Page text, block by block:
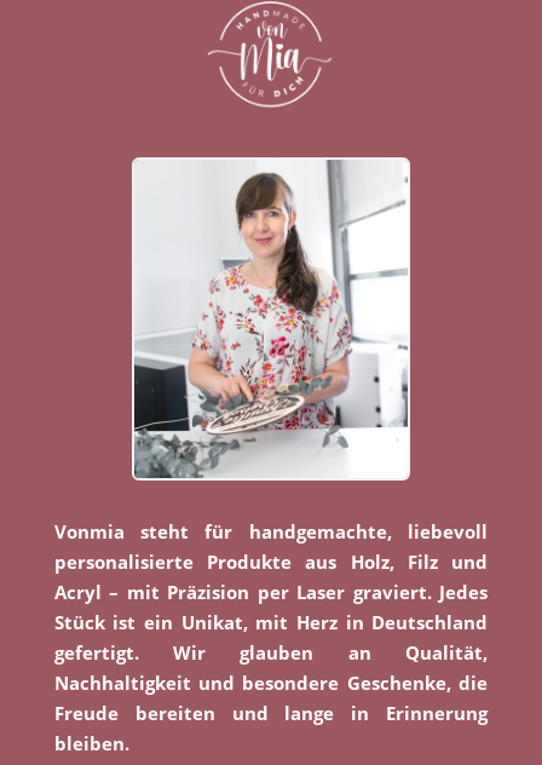
Vonmia steht für handgemachte, liebevoll
personalisierte Produkte aus Holz, Filz und
Acryl – mit Präzision per Laser graviert. Jedes
Stück ist ein Unikat, mit Herz in Deutschland
gefertigt. Wir glauben an Qualität,
Nachhaltigkeit und besondere Geschenke, die
Freude bereiten und lange in Erinnerung
bleiben.